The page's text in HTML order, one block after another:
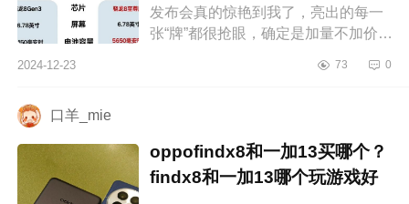
发布会真的惊艳到我了，亮出的每一
张“牌”都很抢眼，确定是加量不加价无
magic6和magic7选哪个？荣耀
2024-12-23 73 0
口羊_mie
oppofindx8和一加13买哪个？
findx8和一加13哪个玩游戏好